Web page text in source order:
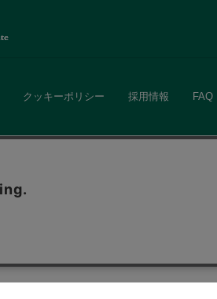
クッキーポリシー 採用情報 FAQ